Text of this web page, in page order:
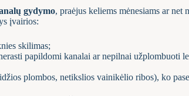
gydymo, praėjus keliems mėnesiams ar
įvairios:
skilimas;
papildomi kanalai ar nepilnai užplombuoti
plombos, netikslios vainikėlio ribos), ko